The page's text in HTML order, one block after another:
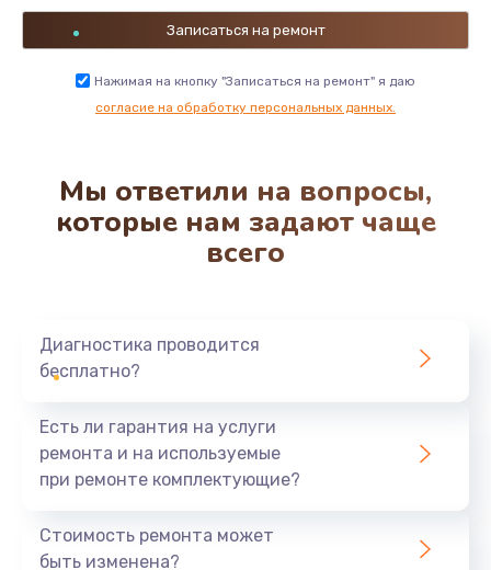
Нажимая на кнопку "Записаться на ремонт" я даю
согласие на обработку персональных данных.
Мы ответили на вопросы,
которые нам задают чаще
всего
Диагностика проводится
бесплатно?
Есть ли гарантия на услуги
ремонта и на используемые
при ремонте комплектующие?
Стоимость ремонта может
быть изменена?